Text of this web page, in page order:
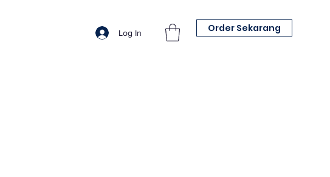
Log In Order Sekarang